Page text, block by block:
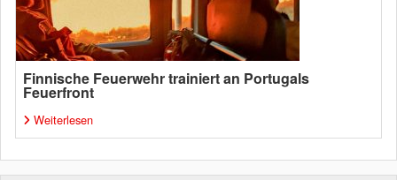
Finnische Feuerwehr trainiert an Portugals
Feuerfront
Weiterlesen